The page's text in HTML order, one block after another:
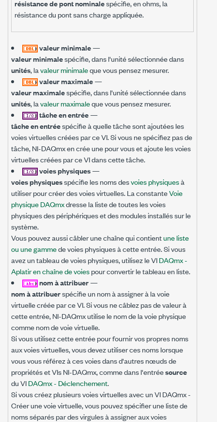
résistance de pont nominalespécifie, en ohms, la
résistance du pont sans charge appliquée.
valeur minimale—
valeur minimalespécifie, dans l'unité sélectionnée dans
unités, lavaleur minimaleque vous pensez mesurer.
valeur maximale—
valeur maximalespécifie, dans l'unité sélectionnée dans
unités, lavaleur maximaleque vous pensez mesurer.
tâche en entrée—
tâche en entréespécifie à quelle tâche sont ajoutées les
voies virtuelles créées par ce VI. Si vous ne spécifiez pas de
tâche, NI-DAQmx en crée une pour vous et ajoute les voies
virtuelles créées par ce VI dans cette tâche.
voies physiques—
voies physiquesspécifie les noms desvoies physiquesà
utiliser pour créer des voies virtuelles. La constanteVoie
physique DAQmxdresse la liste de toutes les voies
physiques des périphériques et des modules installés sur le
système.
Vous pouvez aussi câbler une chaîne qui contientune liste
ou une gammede voies physiques à cette entrée. Si vous
avez un tableau de voies physiques, utilisez le VIDAQmx -
Aplatir en chaîne de voiespour convertir le tableau en liste.
nom à attribuer—
nom à attribuerspécifie un nom à assigner à la voie
virtuelle créée par ce VI. Si vous ne câblez pas de valeur à
cette entrée, NI-DAQmx utilise le nom de la voie physique
comme nom de voie virtuelle.
Si vous utilisez cette entrée pour fournir vos propres noms
aux voies virtuelles, vous devez utiliser ces noms lorsque
vous vous référez à ces voies dans d'autres nœuds de
propriétés et VIs NI-DAQmx, comme dans l'entréesource
du VIDAQmx - Déclenchement.
Si vous créez plusieurs voies virtuelles avec un VI DAQmx -
Créer une voie virtuelle, vous pouvez spécifier une liste de
noms séparés par des virgules à assigner aux voies